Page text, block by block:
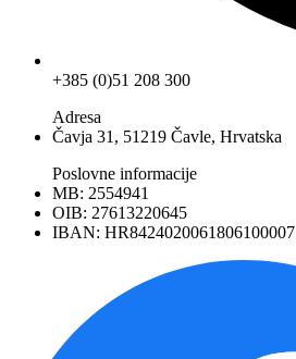
+385 (0)51 208 300
Adresa
Čavja 31, 51219 Čavle, Hrvatska
Poslovne informacije
MB: 2554941
OIB: 27613220645
IBAN: HR8424020061806100007